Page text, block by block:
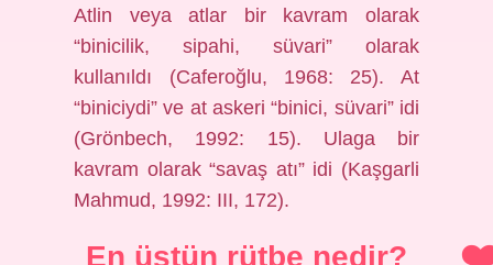
Atlin veya atlar bir kavram olarak
“binicilik, sipahi, süvari” olarak
kullanıldı (Caferoğlu, 1968: 25). At
“biniciydi” ve at askeri “binici, süvari” idi
(Grönbech, 1992: 15). Ulaga bir
kavram olarak “savaş atı” idi (Kaşgarli
Mahmud, 1992: III, 172).
En üstün rütbe nedir?